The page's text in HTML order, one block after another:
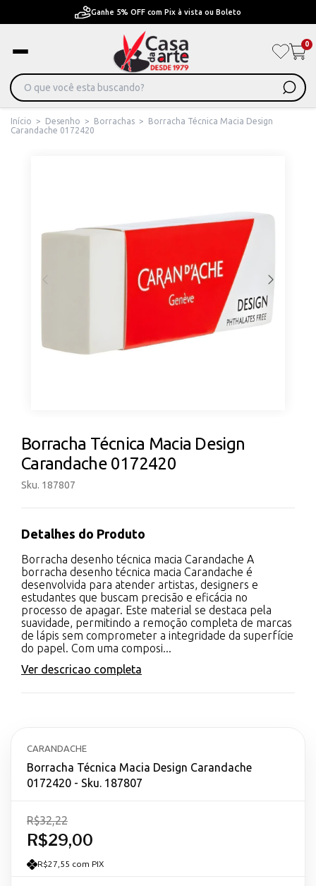
Ganhe 5% OFF com Pix à vista ou Boleto
0
Início > Desenho > Borrachas >
Borracha Técnica Macia Design
Carandache 0172420
Borracha Técnica Macia Design
Carandache 0172420
Sku. 187807
Detalhes do Produto
Borracha desenho técnica macia Carandache A
borracha desenho técnica macia Carandache é
desenvolvida para atender artistas, designers e
estudantes que buscam precisão e eficácia no
processo de apagar. Este material se destaca pela
suavidade, permitindo a remoção completa de marcas
de lápis sem comprometer a integridade da superfície
do papel. Com uma composi...
Ver descricao completa
CARANDACHE
Borracha Técnica Macia Design Carandache
0172420 - Sku. 187807
R$29,00
R$32,22
R$27,55 com PIX